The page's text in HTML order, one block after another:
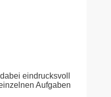
eindrucksvoll
Aufgaben